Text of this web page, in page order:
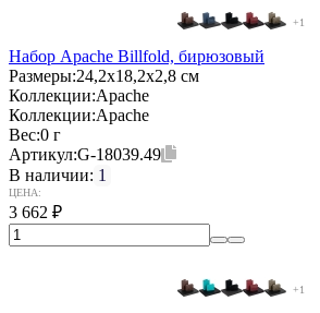
+1
Набор Apache Billfold, бирюзовый
Размеры:24,2х18,2х2,8 см
Коллекции:Apache
Коллекции:Apache
Вес:0 г
Артикул:G-18039.49
В наличии: 1
ЦЕНА:
3 662 ₽
+1